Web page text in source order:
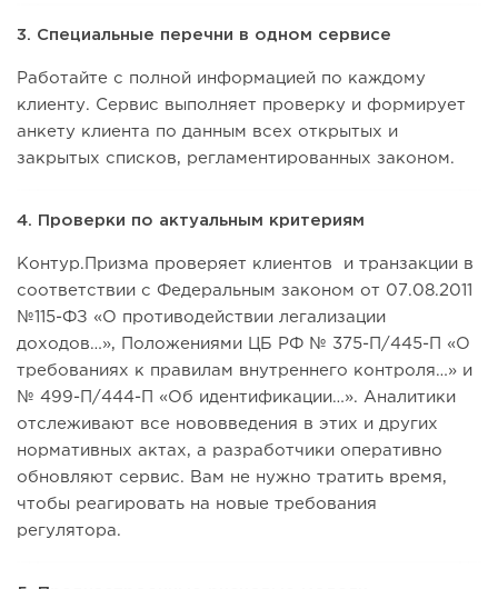
3. Специальные перечни в одном сервисе
Работайте с полной информацией по каждому
клиенту. Сервис выполняет проверку и формирует
анкету клиента по данным всех открытых и
закрытых списков, регламентированных законом.
4. Проверки по актуальным критериям
Контур.Призма проверяет клиентов и транзакции в
соответствии с Федеральным законом от 07.08.2011
№115-ФЗ «О противодействии легализации
доходов…», Положениями ЦБ РФ № 375-П/445-П «О
требованиях к правилам внутреннего контроля…» и
№ 499-П/444-П «Об идентификации…». Аналитики
отслеживают все нововведения в этих и других
нормативных актах, а разработчики оперативно
обновляют сервис. Вам не нужно тратить время,
чтобы реагировать на новые требования
регулятора.